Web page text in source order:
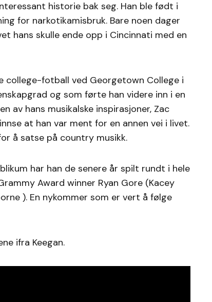
historie bak seg. Han ble født i
for narkotikamisbruk. Bare noen dager
hans skulle ende opp i Cincinnati med en
college-fotball ved Georgetown College i
og som førte han videre inn i en
av hans musikalske inspirasjoner, Zac
at han var ment for en annen vei i livet.
å satse på country musikk.
har han de senere år spilt rundt i hele
Award winner Ryan Gore (Kacey
). En nykommer som er vert å følge
ifra Keegan.